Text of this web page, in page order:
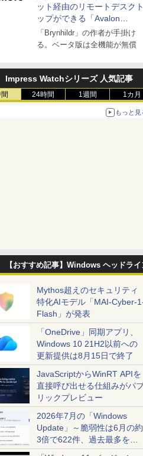
ット経由のリモートデスクト
ップができる「Avalon
remote」
「Brynhildr」の作者が手掛け
る。ベータ版は全機能が無償
Impress Watchシリーズ 人気記事
24時間 1週間 1カ月
もっと見
【おすすめ記事】Windows ヘッドライ
Mythos超えのセキュリティ
特化AIモデル「MAI-Cyber-
Flash」が発表
「OneDrive」同期アプリ、
Windows 10 21H2以前への
更新提供は8月15日で終了
JavaScriptからWinRT APIを
直接呼び出せる仕組みがパ
リックプレビュー
2026年7月の「Windows
Update」～脆弱性は6月の約
3倍で622件、過去最多を大
幅に更新